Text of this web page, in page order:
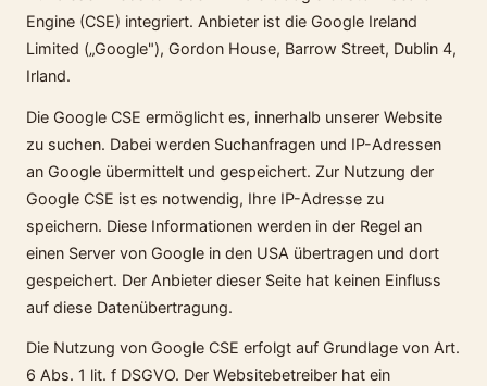
Engine (CSE) integriert. Anbieter ist die Google Ireland
Limited („Google"), Gordon House, Barrow Street, Dublin 4,
Irland.
Die Google CSE ermöglicht es, innerhalb unserer Website
zu suchen. Dabei werden Suchanfragen und IP-Adressen
an Google übermittelt und gespeichert. Zur Nutzung der
Google CSE ist es notwendig, Ihre IP-Adresse zu
speichern. Diese Informationen werden in der Regel an
einen Server von Google in den USA übertragen und dort
gespeichert. Der Anbieter dieser Seite hat keinen Einfluss
auf diese Datenübertragung.
Die Nutzung von Google CSE erfolgt auf Grundlage von Art.
6 Abs. 1 lit. f DSGVO. Der Websitebetreiber hat ein